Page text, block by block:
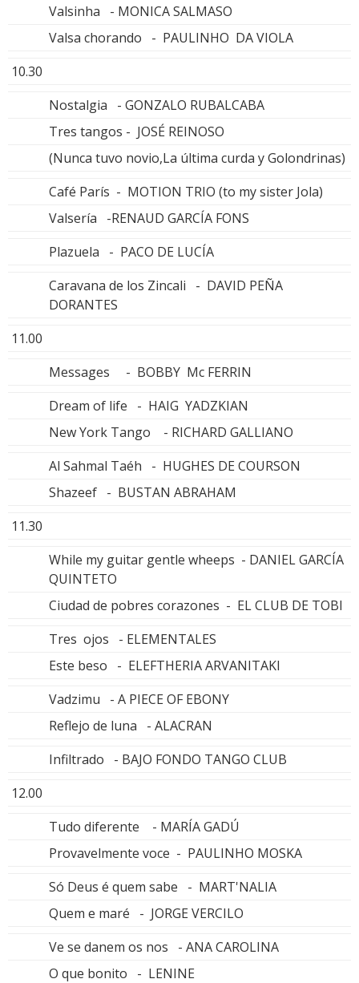
Valsinha - MONICA SALMASO
Valsa chorando - PAULINHO DA VIOLA
10.30
Nostalgia - GONZALO RUBALCABA
Tres tangos - JOSÉ REINOSO
(Nunca tuvo novio,La última curda y Golondrinas)
Café París - MOTION TRIO (to my sister Jola)
Valsería -RENAUD GARCÍA FONS
Plazuela - PACO DE LUCÍA
Caravana de los Zincali - DAVID PEÑA
DORANTES
11.00
Messages - BOBBY Mc FERRIN
Dream of life - HAIG YADZKIAN
New York Tango - RICHARD GALLIANO
Al Sahmal Taéh - HUGHES DE COURSON
Shazeef - BUSTAN ABRAHAM
11.30
While my guitar gentle wheeps - DANIEL GARCÍA
QUINTETO
Ciudad de pobres corazones - EL CLUB DE TOBI
Tres ojos - ELEMENTALES
Este beso - ELEFTHERIA ARVANITAKI
Vadzimu - A PIECE OF EBONY
Reflejo de luna - ALACRAN
Infiltrado - BAJO FONDO TANGO CLUB
12.00
Tudo diferente - MARÍA GADÚ
Provavelmente voce - PAULINHO MOSKA
Só Deus é quem sabe - MART'NALIA
Quem e maré - JORGE VERCILO
Ve se danem os nos - ANA CAROLINA
O que bonito - LENINE